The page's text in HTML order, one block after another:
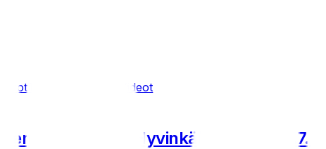
SiirrotTiedotteet
Videot
Maila - Hyvinkään Tahko